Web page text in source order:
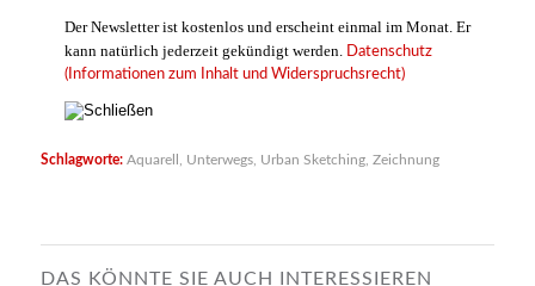
Der Newsletter ist kostenlos und erscheint einmal im Monat. Er
kann natürlich jederzeit gekündigt werden. Datenschutz
(Informationen zum Inhalt und Widerspruchsrecht)
Schlagworte: Aquarell , Unterwegs, Urban Sketching, Zeichnung
DAS KÖNNTE SIE AUCH INTERESSIEREN